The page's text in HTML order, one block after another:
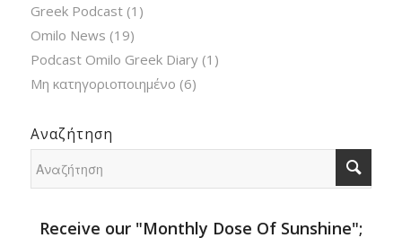
Greek Podcast(1)
Omilo News (19)
Podcast Omilo Greek Diary(1)
Μη κατηγοριοποιημένο (6)
Αναζήτηση
Receive our "Monthly Dose Of Sunshine";